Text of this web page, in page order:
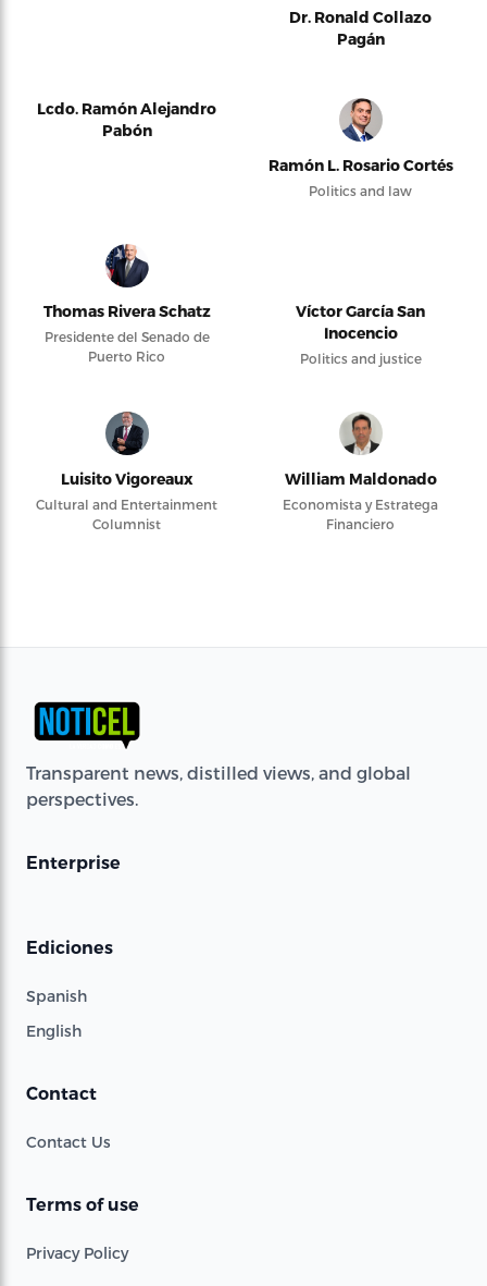
Dr. Ronald Collazo
Pagán
Lcdo. Ramón Alejandro
Pabón
Ramón L. Rosario Cortés
Politics and law
Thomas Rivera Schatz
Presidente del Senado de
Puerto Rico
Víctor García San
Inocencio
Politics and justice
Luisito Vigoreaux
Cultural and Entertainment
Columnist
William Maldonado
Economista y Estratega
Financiero
Transparent news, distilled views, and global
perspectives.
Enterprise
Ediciones
Spanish
English
Contact
Contact Us
Terms of use
Privacy Policy